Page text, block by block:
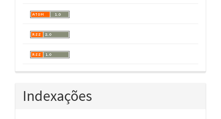
Indexações